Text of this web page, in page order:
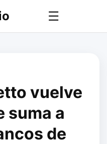
☰
vuelve
suma a
de